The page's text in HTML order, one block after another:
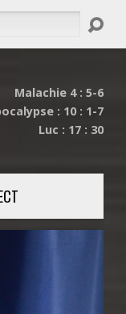
Malachie 4 : 5-6
: 10 : 1-7
Luc : 17 : 30